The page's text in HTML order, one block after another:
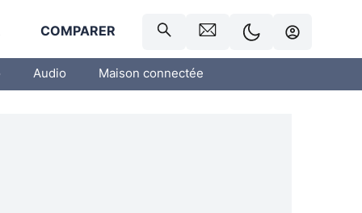
COMPARER
Audio Maison connectée